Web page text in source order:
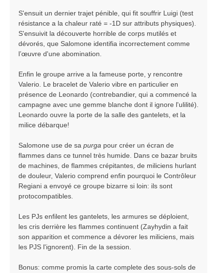
S'ensuit un dernier trajet pénible, qui fit souffrir Luigi (test
résistance a la chaleur raté = -1D sur attributs physiques).
S'ensuivit la découverte horrible de corps mutilés et
dévorés, que Salomone identifia incorrectement comme
l’œuvre d'une abomination.
Enfin le groupe arrive a la fameuse porte, y rencontre
Valerio. Le bracelet de Valerio vibre en particulier en
présence de Leonardo (contrebandier, qui a commencé la
campagne avec une gemme blanche dont il ignore l'ulilité).
Leonardo ouvre la porte de la salle des gantelets, et la
milice débarque!
Salomone use de sa purga pour créer un écran de
flammes dans ce tunnel très humide. Dans ce bazar bruits
de machines, de flammes crépitantes, de miliciens hurlant
de douleur, Valerio comprend enfin pourquoi le Contrôleur
Regiani a envoyé ce groupe bizarre si loin: ils sont
protocompatibles.
Les PJs enfilent les gantelets, les armures se déploient,
les cris derrière les flammes continuent (Zayhydin a fait
son apparition et commence a dévorer les miliciens, mais
les PJS l'ignorent). Fin de la session.
Bonus: comme promis la carte complete des sous-sols de